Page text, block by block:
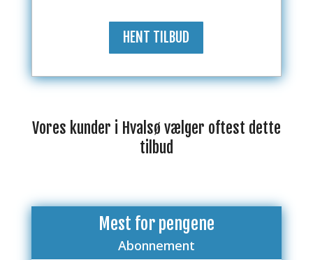
HENT TILBUD
Vores kunder i Hvalsø vælger oftest dette
tilbud
Mest for pengene
Abonnement